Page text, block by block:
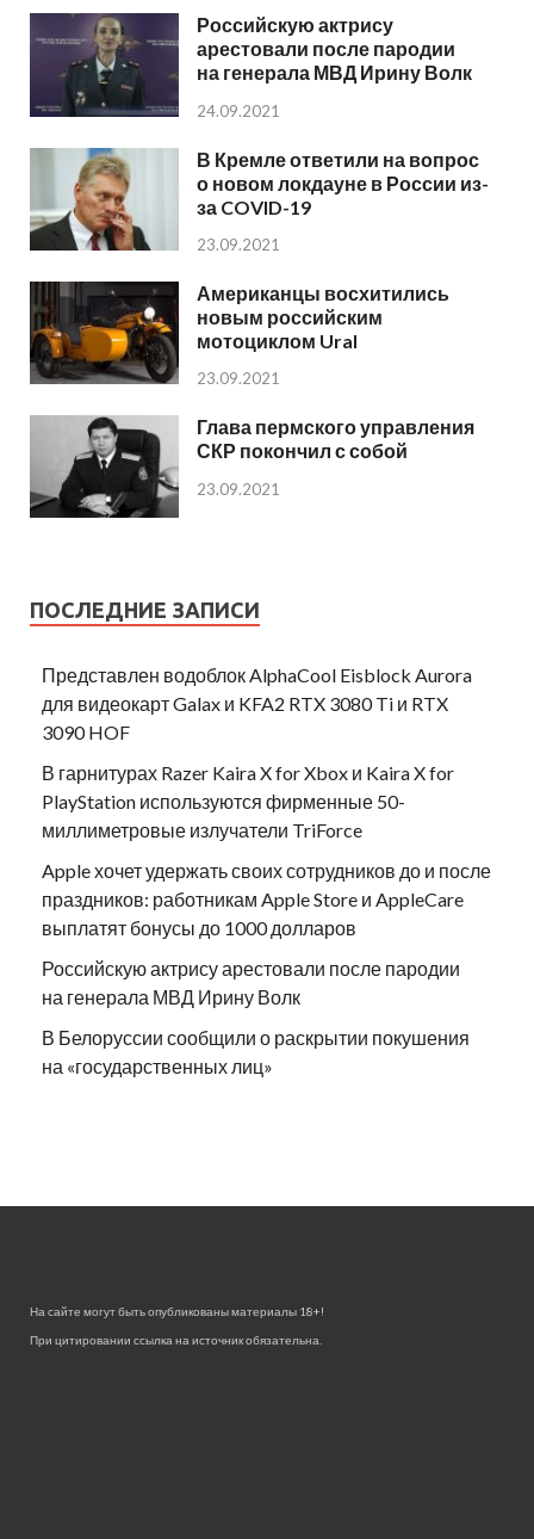
Российскую актрису
арестовали после пародии
на генерала МВД Ирину Волк
24.09.2021
В Кремле ответили на вопрос
о новом локдауне в России из-
за COVID-19
23.09.2021
Американцы восхитились
новым российским
мотоциклом Ural
23.09.2021
Глава пермского управления
СКР покончил с собой
23.09.2021
ПОСЛЕДНИЕ ЗАПИСИ
Представлен водоблок AlphaCool Eisblock Aurora
для видеокарт Galax и KFA2 RTX 3080 Ti и RTX
3090 HOF
В гарнитурах Razer Kaira X for Xbox и Kaira X for
PlayStation используются фирменные 50-
миллиметровые излучатели TriForce
Apple хочет удержать своих сотрудников до и после
праздников: работникам Apple Store и AppleCare
выплатят бонусы до 1000 долларов
Российскую актрису арестовали после пародии
на генерала МВД Ирину Волк
В Белоруссии сообщили о раскрытии покушения
на «государственных лиц»
На сайте могут быть опубликованы материалы 18+!
При цитировании ссылка на источник обязательна.